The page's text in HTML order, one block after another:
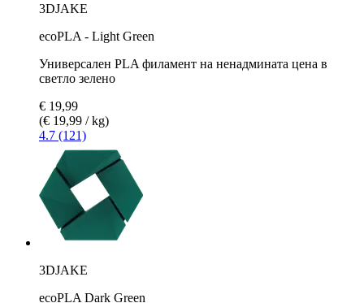
3DJAKE
ecoPLA - Light Green
Универсален PLA филамент на ненадмината цена в
светло зелено
€ 19,99
(€ 19,99 / kg)
4.7 (121)
3DJAKE
ecoPLA Dark Green